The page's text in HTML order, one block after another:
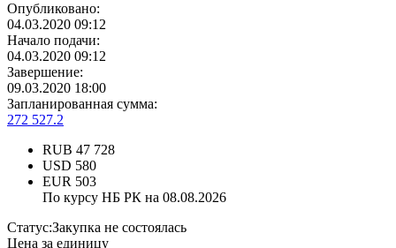
Опубликовано:
04.03.2020 09:12
Начало подачи:
04.03.2020 09:12
Завершение:
09.03.2020 18:00
Запланированная сумма:
272 527.2
RUB 47 728
USD 580
EUR 503
По курсу НБ РК на 08.08.2026
Статус:Закупка не состоялась
Цена за единицу